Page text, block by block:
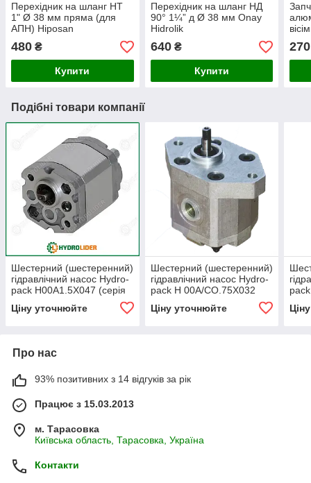
Перехідник на шланг НТ
1" Ø 38 мм пряма (для
АПН) Hiposan
480 ₴
Купити
Перехідник на шланг НД
90° 1¼” д Ø 38 мм Onay
Hidrolik
640₴
Купити
270
Подібні товари компанії
Шестерний (шестеренний)
гідравлічний насос Hydro-
pack H00A1.5X047 (серія
Ціну уточнюйте
Шестерний (шестеренний)
гідравлічний насос Hydro-
pack H 00A/CO.75X032
Ціну уточнюйте
Про нас
93% позитивних з 14 відгуків за рік
Працює з 15.03.2013
м. Тарасовка
Київська область, Тарасовка, Україна
Контакти